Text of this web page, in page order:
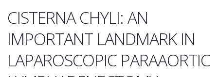
CISTERNA CHYLI: AN
IMPORTANT LANDMARK IN
LAPAROSCOPIC PARAAORTIC